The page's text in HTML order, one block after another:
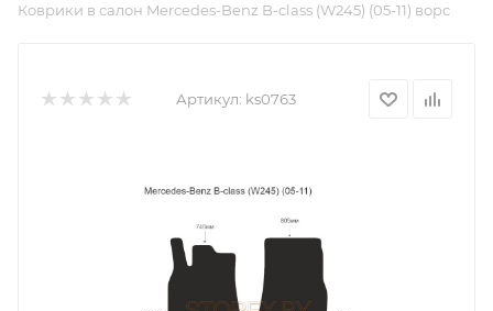
Коврики в салон Mercedes-Benz B-class (W245) (05-11) ворс
Артикул: ks0763